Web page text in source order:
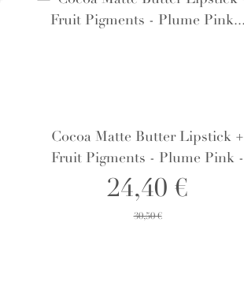
Cocoa Matte Butter Lipstick +
Fruit Pigments - Plume Pink -
Lippenstift
24,40 €
30,50 €